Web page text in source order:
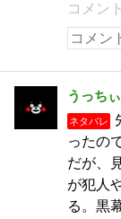
コメン
うっちぃ
ネタバレ
ったの
だが、
が犯人
る。黒